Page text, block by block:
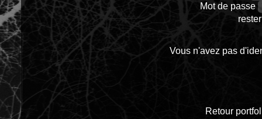
Mot de passe
Vous n'avez pas
Retour